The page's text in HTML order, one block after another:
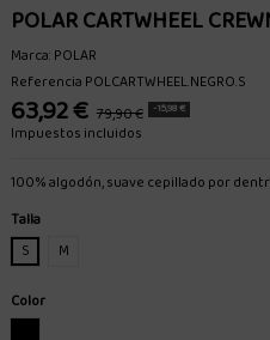
POLAR CARTWHEEL
Marca:POLAR
ReferenciaPOLCARTWHEEL.NEGRO.S
63,92 € 79,90 € -15,98 €
Impuestos incluidos
100% algodón, suave cepillado por
Talla
S
M
Color